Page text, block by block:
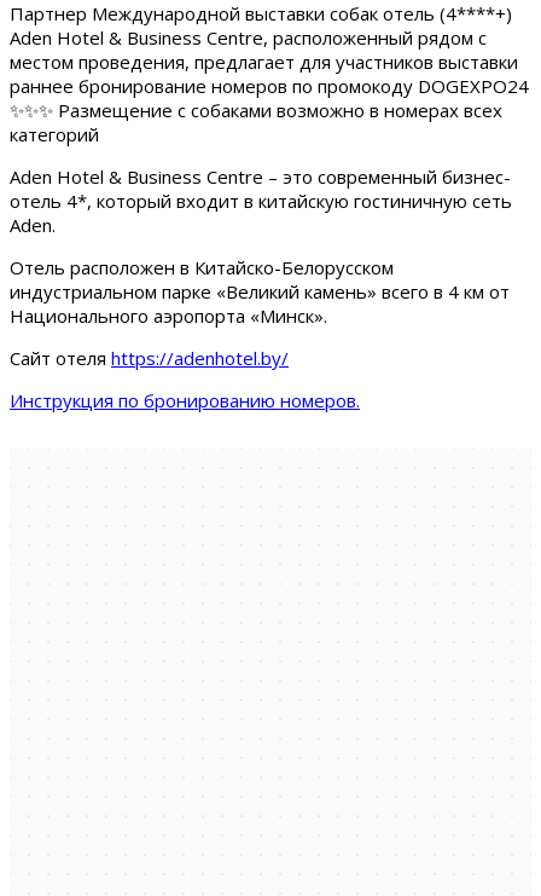
Партнер Международной выставки собак отель (4****+)
Aden Hotel & Business Centre, расположенный рядом с
местом проведения, предлагает для участников выставки
раннее бронирование номеров по промокоду DOGEXPO24
✨✨✨ Размещение с собаками возможно в номерах всех
категорий
Aden Hotel & Business Centre – это современный бизнес-
отель 4*, который входит в китайскую гостиничную сеть
Aden.
Отель расположен в Китайско-Белорусском
индустриальном парке «Великий камень» всего в 4 км от
Национального аэропорта «Минск».
Сайт отеля https://adenhotel.by/
Инструкция по бронированию номеров.